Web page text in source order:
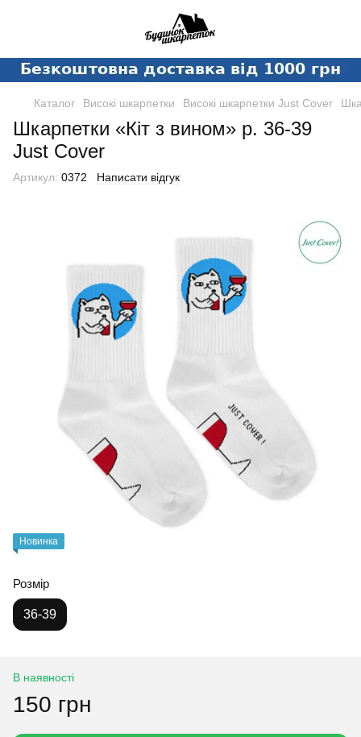
Каталог Високі шкарпетки Високі шкарпетки Just Cover
Шкарпетки «Кіт з вином» р. 36-39
Just Cover
Артикул: 0372 Написати відгук
Новинка
Розмір
36-39
В наявності
150 грн